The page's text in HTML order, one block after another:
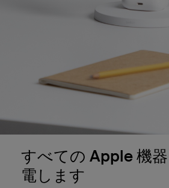
すべての Apple 機
電します